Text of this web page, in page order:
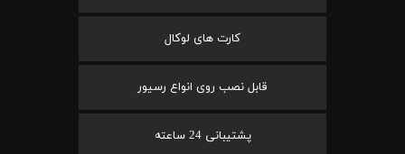
کارت های لوکال
قابل نصب روی انواع رسیور
پشتیبانی 24 ساعته